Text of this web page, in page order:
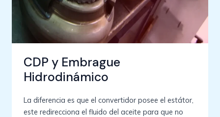
CDP y Embrague
Hidrodinámico
La diferencia es que el convertidor posee el estátor,
este redirecciona el fluido del aceite para que no